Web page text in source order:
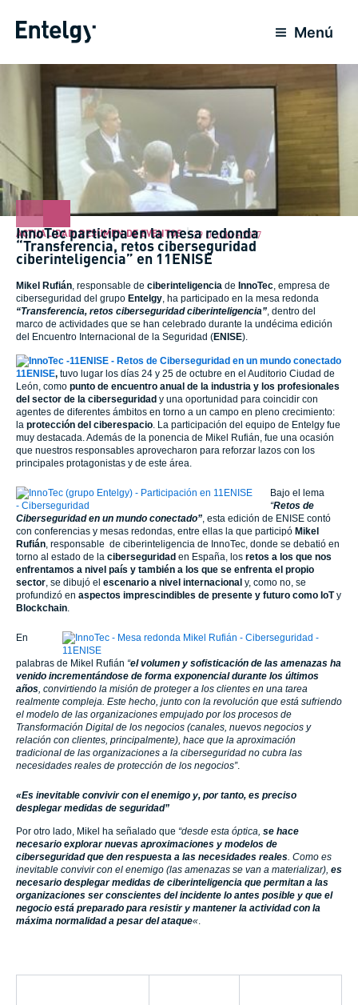
Menú
ACTUALIDAD,RESUMEN DE EVENTOS 29 Octubre 2017
InnoTec participa en la mesa redonda
“Transferencia, retos ciberseguridad
ciberinteligencia” en 11ENISE
Mikel Rufián, responsable de ciberinteligencia de InnoTec, empresa de
ciberseguridad del grupo Entelgy, ha participado en la mesa redonda
“Transferencia, retos ciberseguridad ciberinteligencia”, dentro del
marco de actividades que se han celebrado durante la undécima edición
del Encuentro Internacional de la Seguridad (ENISE).
11ENISE, tuvo lugar los días 24 y 25 de octubre en el Auditorio Ciudad de
León, como punto de encuentro anual de la industria y los profesionales
del sector de la ciberseguridad y una oportunidad para coincidir con
agentes de diferentes ámbitos en torno a un campo en pleno crecimiento:
la protección del ciberespacio . La participación del equipo de Entelgy fue
muy destacada. Además de la ponencia de Mikel Rufián, fue una ocasión
que nuestros responsables aprovecharon para reforzar lazos con los
principales protagonistas y de este área.
Bajo el lema
“Retos de
Ciberseguridad en un mundo conectado” , esta edición de ENISE contó
con conferencias y mesas redondas, entre ellas la que participó Mikel
Rufián , responsable de ciberinteligencia de InnoTec , donde se debatió en
torno al estado de la ciberseguridad en España, los retos a los que nos
enfrentamos a nivel país y también a los que se enfrenta el propio
sector , se dibujó el escenario a nivel internacional y, como no, se
profundizó en aspectos imprescindibles de presente y futuro como IoTy
Blockchain
En
palabras de Mikel Rufián “el volumen y sofisticación de las amenazas ha
venido incrementándose de forma exponencial durante los últimos
años , convirtiendo la misión de proteger a los clientes en una tarea
realmente compleja. Este hecho, junto con la revolución que está sufriendo
el modelo de las organizaciones empujado por los procesos de
Transformación Digital de los negocios (canales, nuevos negocios y
relación con clientes, principalmente), hace que la aproximación
tradicional de las organizaciones a la ciberseguridad no cubra las
necesidades reales de protección de los negocios”.
«Es inevitable convivir con el enemigo y, por tanto, es preciso
desplegar medidas de seguridad”
Por otro lado, Mikel ha señalado que “desde esta óptica, se hace
necesario explorar nuevas aproximaciones y modelos de
ciberseguridad que den respuesta a las necesidades reales. Como es
inevitable convivir con el enemigo (las amenazas se van a materializar), es
necesario desplegar medidas de ciberinteligencia que permitan a las
organizaciones ser conscientes del incidente lo antes posible y que el
negocio está preparado para resistir y mantener la actividad con la
máxima normalidad a pesar del ataque«.